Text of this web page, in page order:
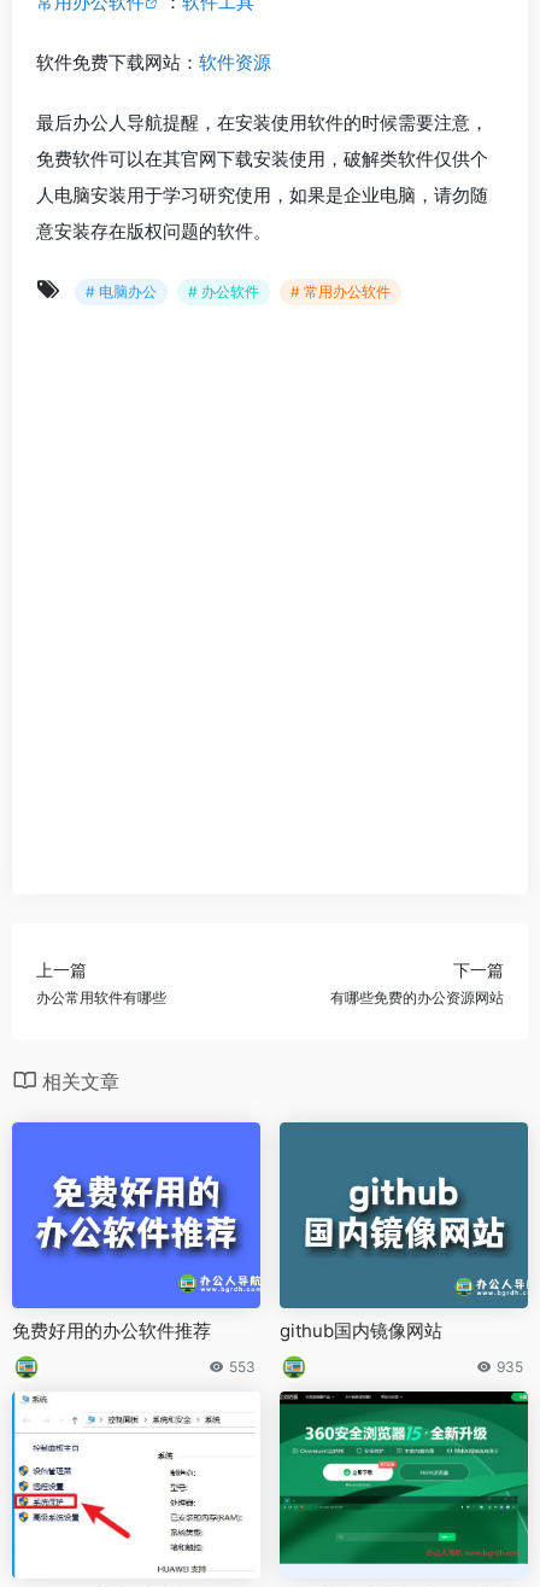
软件免费下载网站： 软件资源
最后办公人导航提醒，在安装使用软件的时候需要注意，
免费软件可以在其官网下载安装使用，破解类软件仅供个
人电脑安装用于学习研究使用，如果是企业电脑，请勿随
意安装存在版权问题的软件。
# 电脑办公 # 办公软件 # 常用办公软件
上一篇
办公常用软件有哪些
下一篇
有哪些免费的办公资源网站
相关文章
免费好用的办公软件推荐
553
github国内镜像网站
935